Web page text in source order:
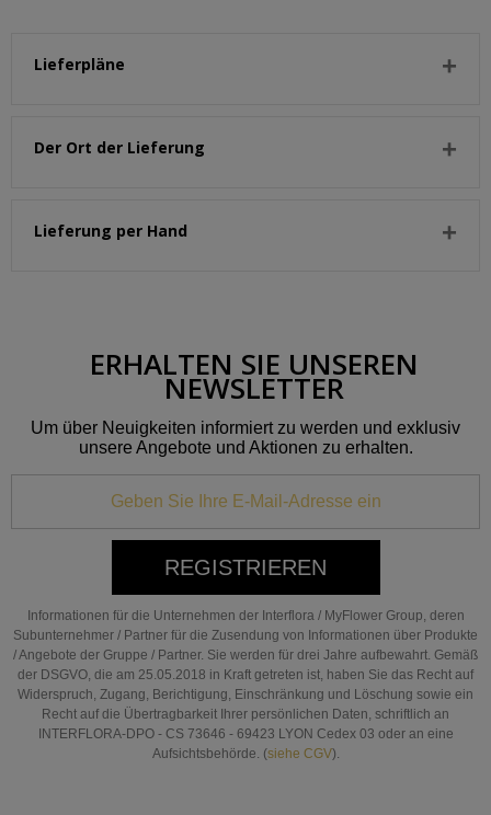
Lieferpläne
Der Ort der Lieferung
Lieferung per Hand
ERHALTEN SIE UNSEREN
NEWSLETTER
Um über Neuigkeiten informiert zu werden und exklusiv
unsere Angebote und Aktionen zu erhalten.
REGISTRIEREN
Informationen für die Unternehmen der Interflora / MyFlower Group, deren
Subunternehmer / Partner für die Zusendung von Informationen über Produkte
/ Angebote der Gruppe / Partner. Sie werden für drei Jahre aufbewahrt. Gemäß
der DSGVO, die am 25.05.2018 in Kraft getreten ist, haben Sie das Recht auf
Widerspruch, Zugang, Berichtigung, Einschränkung und Löschung sowie ein
Recht auf die Übertragbarkeit Ihrer persönlichen Daten, schriftlich an
INTERFLORA-DPO - CS 73646 - 69423 LYON Cedex 03 oder an eine
Aufsichtsbehörde. (siehe CGV).